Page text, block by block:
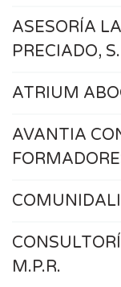
ASESORÍA
PRECIADO,
ATRIUM
AVANTIA
M.P.R.